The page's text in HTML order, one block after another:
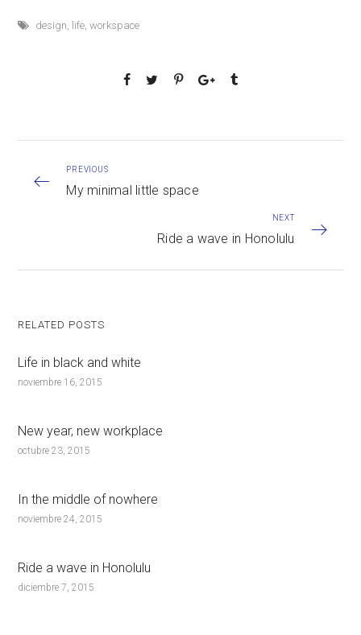
design, life,workspace
PREVIOUS
My minimal little space
NEXT
Ride a wave in Honolulu
RELATED POSTS
Life in black and white
noviembre 16, 2015
New year, new workplace
octubre 23, 2015
In the middle of nowhere
noviembre 24, 2015
Ride a wave in Honolulu
diciembre 7, 2015